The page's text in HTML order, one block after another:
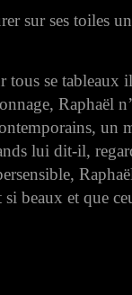
sur ses toiles
tous se tableaux
Raphaël
un
lui dit-il,
si beaux et que